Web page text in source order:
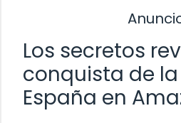
Los secretos
conquista de
España en